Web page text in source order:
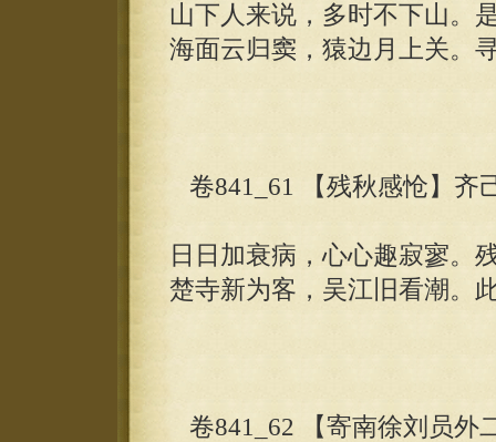
山下人来说，多时不下山。
海面云归窦，猿边月上关。
卷841_61 【残秋感怆】齐
日日加衰病，心心趣寂寥。
楚寺新为客，吴江旧看潮。
卷841_62 【寄南徐刘员外